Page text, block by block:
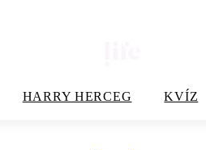
HARRY HERCEG KVÍZ